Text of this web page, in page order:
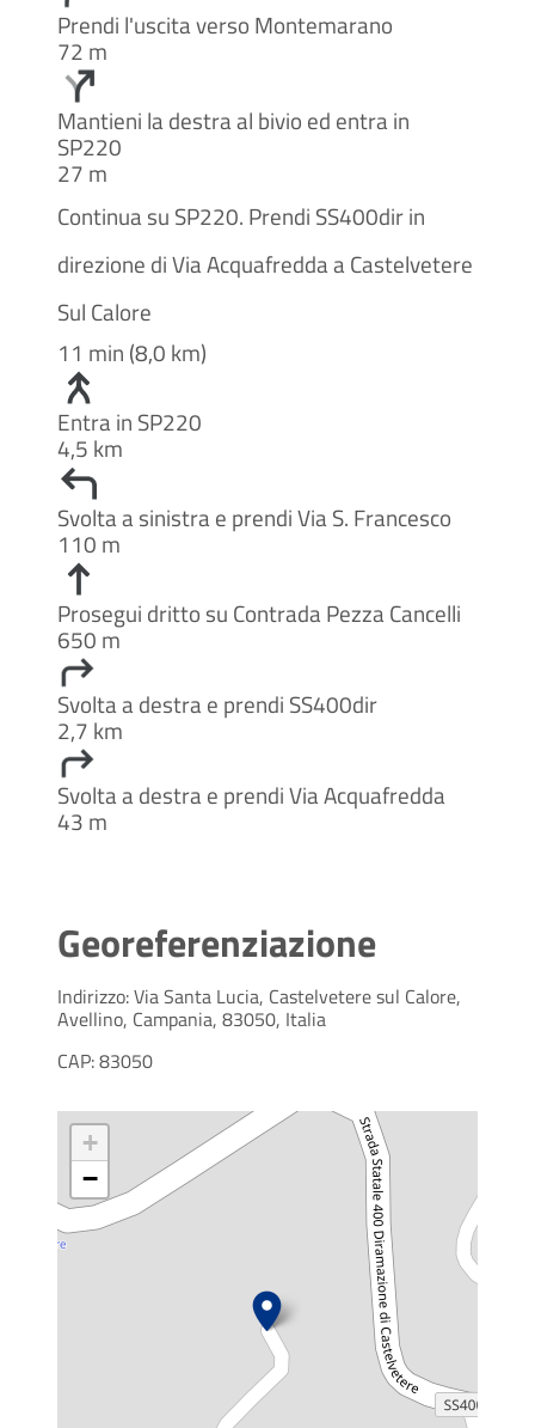
Prendi l'uscita verso Montemarano
72 m
Mantieni la destra al bivio ed entra in
SP220
27 m
Continua su SP220. Prendi SS400dir in
direzione di Via Acquafredda a Castelvetere
Sul Calore
11 min (8,0 km)
Entra in SP220
4,5 km
Svolta a sinistra e prendi Via S. Francesco
110 m
Prosegui dritto su Contrada Pezza Cancelli
650 m
Svolta a destra e prendi SS400dir
2,7 km
Svolta a destra e prendi Via Acquafredda
43 m
Georeferenziazione
Indirizzo: Via Santa Lucia, Castelvetere sul Calore,
Avellino, Campania, 83050, Italia
CAP: 83050
+
−